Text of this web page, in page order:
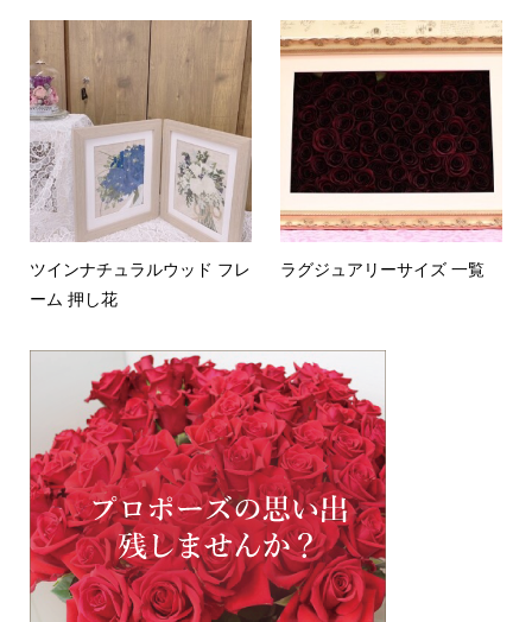
ツインナチュラルウッド フレ
ーム 押し花
ラグジュアリーサイズ 一覧